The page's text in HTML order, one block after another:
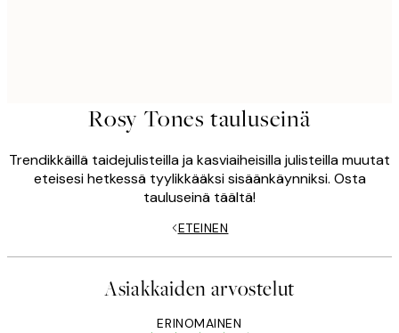
Rosy Tones tauluseinä
Trendikkäillä taidejulisteilla ja kasviaiheisilla julisteilla muutat
eteisesi hetkessä tyylikkääksi sisäänkäynniksi. Osta
tauluseinä täältä!
ETEINEN
Asiakkaiden arvostelut
ERINOMAINEN